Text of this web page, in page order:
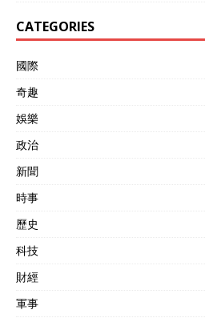
CATEGORIES
國際
奇趣
娛樂
政治
新聞
時事
歷史
科技
財經
軍事